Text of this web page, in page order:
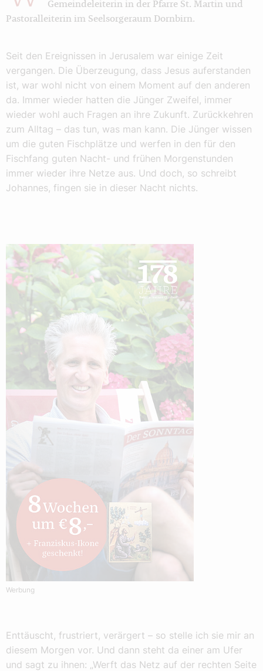
Gemeindeleiterin in der Pfarre St. Martin und
Pastoralleiterin im Seelsorgeraum Dornbirn.
Seit den Ereignissen in Jerusalem war einige Zeit
vergangen. Die Überzeugung, dass Jesus auferstanden
ist, war wohl nicht von einem Moment auf den anderen
da. Immer wieder hatten die Jünger Zweifel, immer
wieder wohl auch Fragen an ihre Zukunft. Zurückkehren
zum Alltag – das tun, was man kann. Die Jünger wissen
um die guten Fischplätze und werfen in den für den
Fischfang guten Nacht- und frühen Morgenstunden
immer wieder ihre Netze aus. Und doch, so schreibt
Johannes, fingen sie in dieser Nacht nichts.
Werbung
Enttäuscht, frustriert, verärgert – so stelle ich sie mir an
diesem Morgen vor. Und dann steht da einer am Ufer
und sagt zu ihnen: „Werft das Netz auf der rechten Seite